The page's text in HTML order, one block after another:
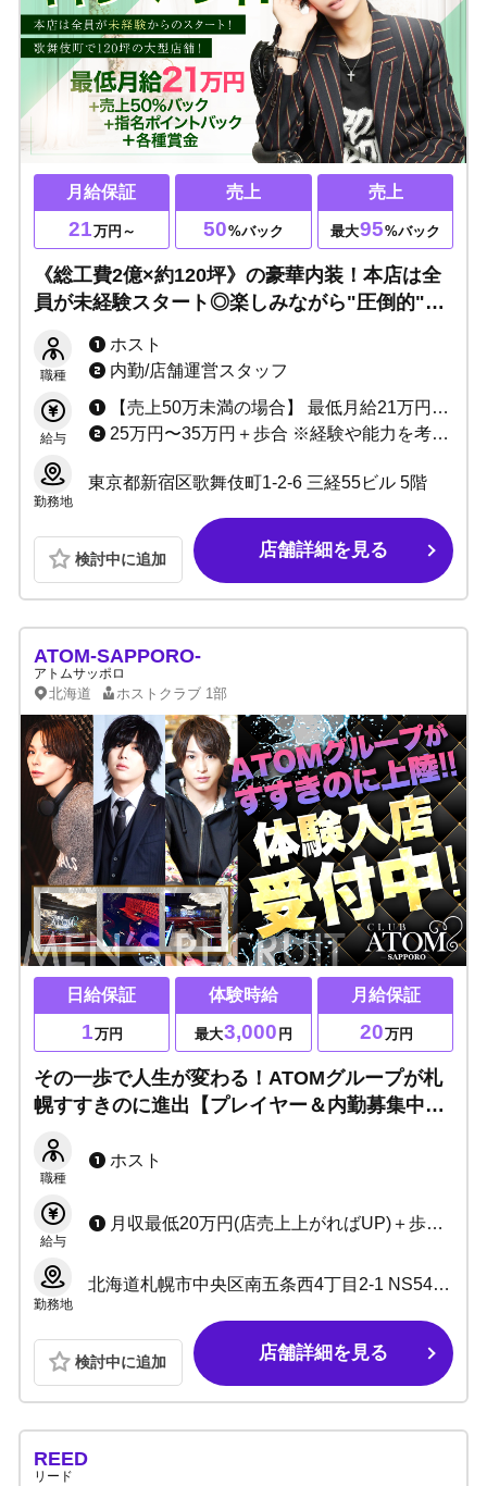
月給保証
21万円～
売上
50%バック
売上
最大95%バック
《総工費2億×約120坪》の豪華内装！本店は全
員が未経験スタート◎楽しみながら"圧倒的"に
職種
ホスト
内勤/店舗運営スタッフ
給与
【売上50万未満の場合】 最低月給21万円+売上50%バック+指名ポイントバック＋各種賞金 【売上50万以上の場合】 売上最低50%〜最大94.7%バック+指名ポイントバック+ボーナス＋各種賞金
25万円〜35万円＋歩合 ※経験や能力を考慮して決定致します
勤務地
東京都新宿区歌舞伎町1-2-6 三経55ビル 5階
検討中に追加 店舗詳細を見る
ATOM-SAPPORO-
アトムサッポロ
北海道 ホストクラブ 1部
日給保証
1万円
体験時給
最大3,000 円
月給保証
20万円
その一歩で人生が変わる！ATOMグループが札
幌すすきのに進出【プレイヤー＆内勤募集中】
今がチャンス！
職種
ホスト
給与
月収最低20万円(店売上上がればUP)＋歩合(総売50%～)＋賞金 ◆日給保証10,000円（月給保証20万）
勤務地
北海道札幌市中央区南五条西4丁目2-1 NS54ビル1.2階
検討中に追加 店舗詳細を見る
REED
リード